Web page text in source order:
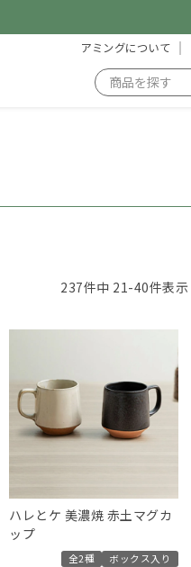
アミングについて
237件中 21-40件表示
ハレとケ 美濃焼 赤土マグカ
ップ
全2種 ボックス入り